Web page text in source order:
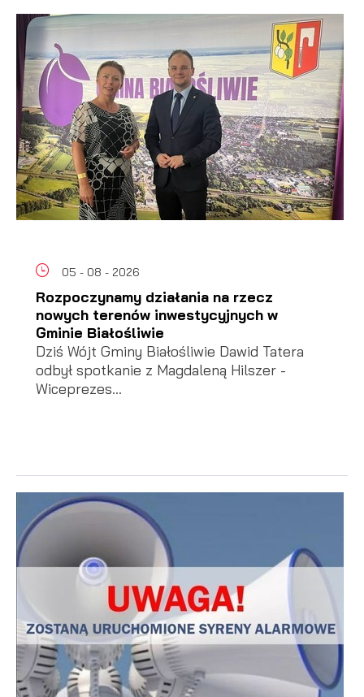
05 - 08 - 2026
Rozpoczynamy działania na rzecz
nowych terenów inwestycyjnych w
Gminie Białośliwie
Dziś Wójt Gminy Białośliwie Dawid Tatera
odbył spotkanie z Magdaleną Hilszer -
Wiceprezes...